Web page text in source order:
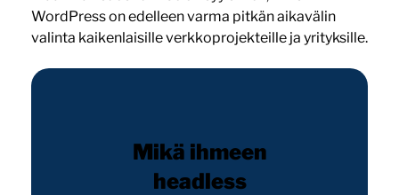
WordPress on edelleen varma pitkän aikavälin
valinta kaikenlaisille verkkoprojekteille ja yrityksille.
Mikä ihmeen
headless